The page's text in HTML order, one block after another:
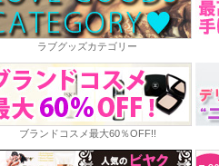
ラブグッズカテゴリー
ブランドコスメ最大60％OFF!!